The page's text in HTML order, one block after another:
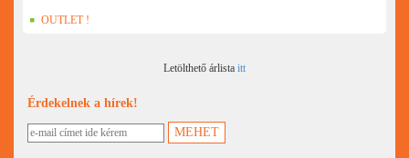
OUTLET !
Letölthető árlista itt
Érdekelnek a hírek!